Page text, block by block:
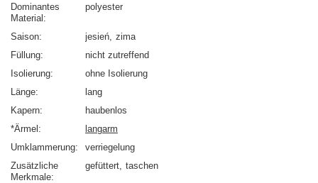
Dominantes
Material
polyester
Saison jesień zima
Füllung
nicht zutreffend
Isolierung
ohne Isolierung
Länge
lang
Kapern
haubenlos
*Ärmel
langarm
Umklammerung
verriegelung
Zusätzliche
Merkmale
gefüttert taschen